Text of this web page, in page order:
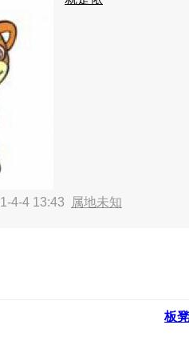
4-4 13:43 属地未知
板凳